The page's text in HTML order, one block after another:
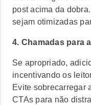
post acima da
sejam otimizadas
4. Chamadas para
Se apropriado,
incentivando os
Evite sobrecarregar
CTAs para não